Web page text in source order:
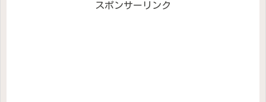
スポンサーリンク